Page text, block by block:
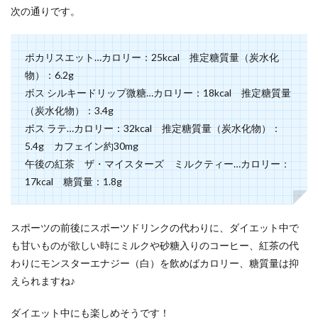
次の通りです。
ポカリスエット…カロリー：25kcal 推定糖質量（炭水化
物）：6.2g
ボス シルキードリップ微糖…カロリー：18kcal 推定糖質量
（炭水化物）：3.4g
ボス ラテ…カロリー：32kcal 推定糖質量（炭水化物）：
5.4g カフェイン約30mg
午後の紅茶 ザ・マイスターズ ミルクティー…カロリー：
17kcal 糖質量：1.8g
スポーツの前後にスポーツドリンクの代わりに、ダイエット中で
も甘いものが欲しい時にミルクや砂糖入りのコーヒー、紅茶の代
わりにモンスターエナジー（白）を飲めばカロリー、糖質量は抑
えられますね♪
ダイエット中にも楽しめそうです！